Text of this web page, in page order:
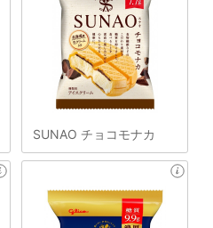
SUNAO チョコモナカ